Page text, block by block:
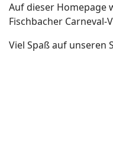
Auf dieser Homepage
Fischbacher Carneval-
Viel Spaß auf unseren